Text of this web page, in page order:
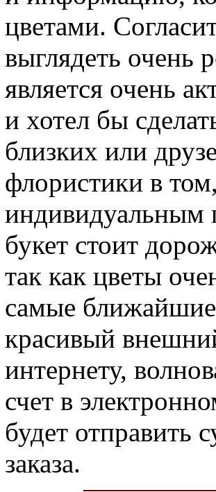
цветами.
выглядеть очень
является очень
и хотел бы
близких или
флористики в
индивидуальным
букет стоит
так как цветы
самые ближайшие
красивый
интернету,
счет в
будет отправить
заказа.